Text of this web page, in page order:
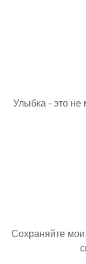
Улыбка - это не
Сохраняйте